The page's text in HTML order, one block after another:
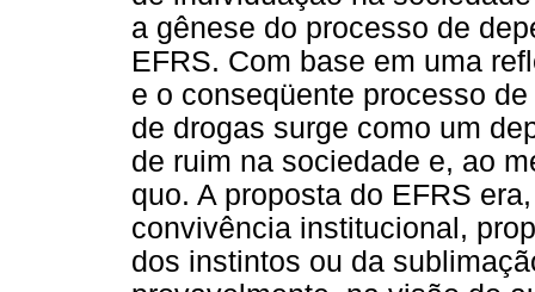
a gênese do processo de
EFRS. Com base em uma
e o conseqüente processo
de drogas surge como um
de ruim na sociedade e, ao
quo. A proposta do EFRS
convivência institucional,
dos instintos ou da